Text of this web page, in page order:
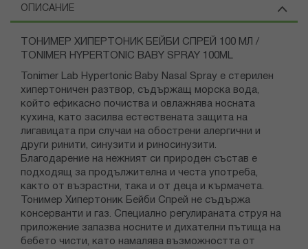
ОПИСАНИЕ
ТОНИМЕР ХИПЕРТОНИК БЕЙБИ СПРЕЙ 100 МЛ /
TONIMER HYPERTONIC BABY SPRAY 100ML
Tonimer Lab Hypertonic Baby Nasal Spray e стерилен
хипертоничен разтвор, съдържащ морска вода,
който ефикасно почиства и овлажнява носната
кухина, като засилва естествената защита на
лигавицата при случаи на обострени алергични и
други ринити, синузити и риносинузити.
Благодарение на нежният си природен състав е
подходящ за продължителна и честа употреба,
както от възрастни, така и от деца и кърмачета.
Тонимер Хипертоник Бейби Спрей не съдържа
консерванти и газ. Специално регулираната струя на
приложение запазва носните и дихателни пътища на
бебето чисти, като намалява възможността от